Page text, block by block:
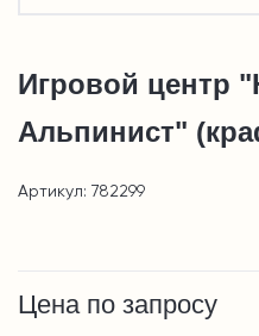
Игровой центр
Альпинист"
Артикул: 782299
Цена по запросу